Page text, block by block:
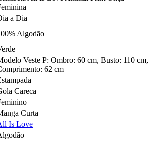
a Dia
Algodão
Veste P: Ombro: 60 cm, Busto: 110 cm,
62 cm
Careca
Curta
Is Love